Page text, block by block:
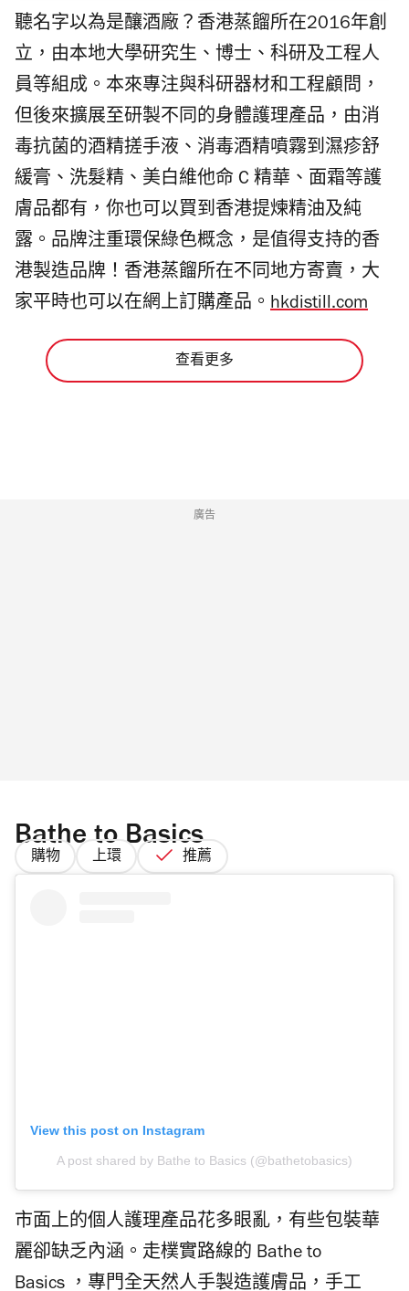
聽名字以為是釀酒廠？香港蒸餾所在2016年創
立，由本地大學研究生、博士、科研及工程人
員等組成。本來專注與科研器材和工程顧問，
但後來擴展至研製不同的身體護理產品，由消
毒抗菌的酒精搓手液、消毒酒精噴霧到濕疹舒
緩膏、洗髮精、美白維他命 C 精華、面霜等護
膚品都有，你也可以買到香港提煉精油及純
露。品牌注重環保綠色概念，是值得支持的香
港製造品牌！香港蒸餾所在不同地方寄賣，大
家平時也可以在網上訂購產品。 hkdistill.com
查看更多
廣告
Bathe to Basics
購物 上環 推薦
View this post on Instagram
A post shared by Bathe to Basics (@bathetobasics)
市面上的個人護理產品花多眼亂，有些包裝華
麗卻缺乏內涵。走樸實路線的 Bathe to
Basics
，專門全天然人手製造護膚品，手工